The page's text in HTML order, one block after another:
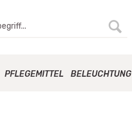
PFLEGEMITTEL BELEUCHTUNG